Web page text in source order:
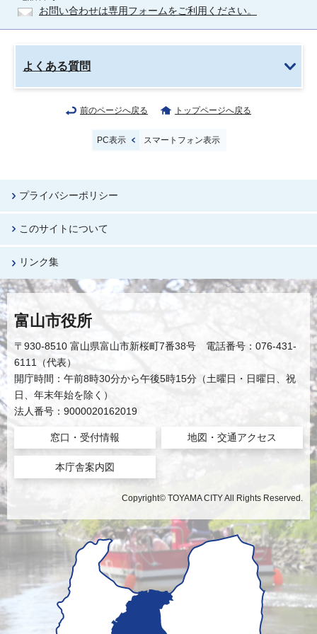
お問い合わせは専用フォームをご利用ください。
よくある質問
前のページへ戻る トップページへ戻る
PC表示 スマートフォン表示
プライバシーポリシー
このサイトについて
リンク集
富山市役所
〒930-8510 富山県富山市新桜町7番38号 電話番号：076-431-
6111（代表）
開庁時間：午前8時30分から午後5時15分（土曜日・日曜日、祝
日、年末年始を除く）
法人番号：9000020162019
窓口・受付情報 地図・交通アクセス
本庁舎案内図
Copyright© TOYAMA CITY All Rights Reserved.